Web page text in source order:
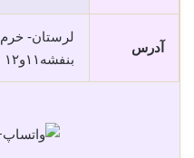
آدرس
بنفشه۱۱و۱۲